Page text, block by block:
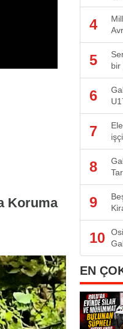
Koruma
4
5
bir
6
7
8
9
10
EN